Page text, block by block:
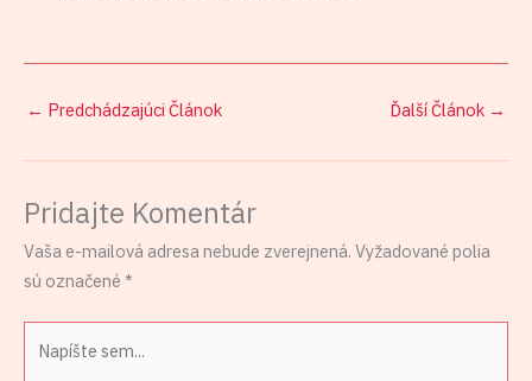
← Predchádzajúci Článok Ďalší Článok →
Pridajte Komentár
Vaša e-mailová adresa nebude zverejnená. Vyžadované polia
sú označené *
sem...